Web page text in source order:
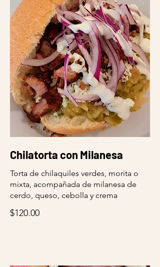
Chilatorta con Milanesa
Torta de chilaquiles verdes, morita o
mixta, acompañada de milanesa de
cerdo, queso, cebolla y crema
$120.00